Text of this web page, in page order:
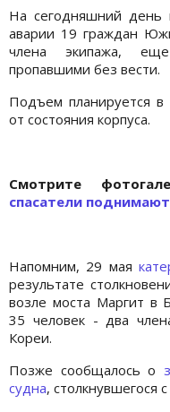
На сегодняшний день
аварии 19 граждан
члена экипажа,
пропавшими без вести.
Подъем планируется в
от состояния корпуса.
Cмотрите
спасатели
Напомним, 29 мая
результате
возле моста Маргит в
35 человек - два
Кореи.
Позже сообщалось о
судна, столкнувшегося